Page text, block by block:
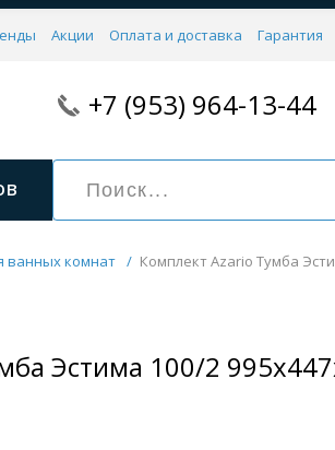
Акции Оплата и доставка Гарантия
+7 (953) 964-13-44
Для раковины Для кухни
ванных комнат / Комплект Azario Тумба
Эстима 100/2